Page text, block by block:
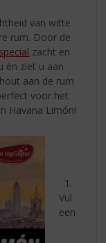
van witte
rum. Door de
zacht en
én ziet u aan
aan de rum
voor het
Havana Limón!
1.
Vul
een